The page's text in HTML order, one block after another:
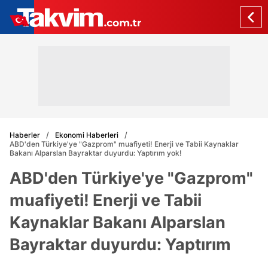
Haberler
Ekonomi Haberleri
ABD'den Türkiye'ye "Gazprom" muafiyeti! Enerji ve Tabii Kaynaklar
Bakanı Alparslan Bayraktar duyurdu: Yaptırım yok!
ABD'den Türkiye'ye "Gazprom"
muafiyeti! Enerji ve Tabii
Kaynaklar Bakanı Alparslan
Bayraktar duyurdu: Yaptırım